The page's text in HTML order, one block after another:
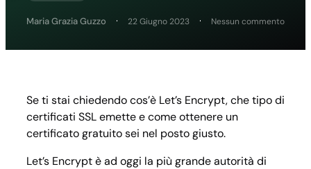
Maria Grazia Guzzo 22 Giugno 2023 Nessun commento
Se ti stai chiedendo cos’è Let’s Encrypt, che tipo di
certificati SSL emette e come ottenere un
certificato gratuito sei nel posto giusto.
Let’s Encrypt è ad oggi la più grande autorità di